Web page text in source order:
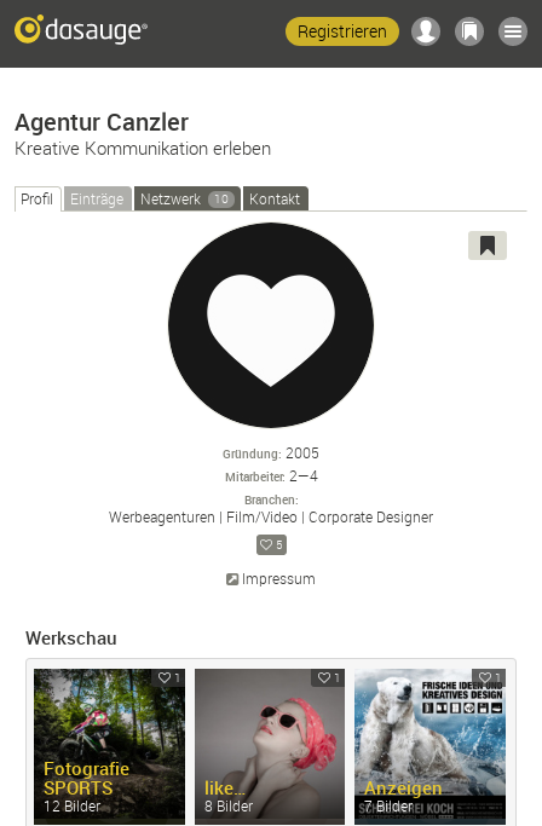
Registrieren
Agentur Canzler
Kreative Kommunikation erleben
Profil Einträge Netzwerk 10 Kontakt
Gründung 2005
Mitarbeiter 2—4
Branchen
Werbeagenturen Film/Video Corporate Designer
5
Impressum
Werkschau
1
Fotografie
SPORTS
12 Bilder
1
like…
8 Bilder
1
Anzeigen
7 Bilder